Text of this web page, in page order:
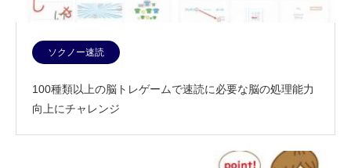
ソクノー速読
100種類以上の脳トレゲームで速読に必要な脳の処理能力
向上にチャレンジ